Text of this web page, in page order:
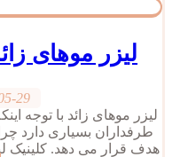
لیزر موهای
29
لیزر موهای زائد با توجه
طرفداران بسیاری دارد
هدف قرار می دهد. کلینیک